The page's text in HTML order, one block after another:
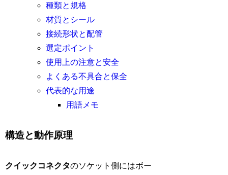
種類と規格
材質とシール
接続形状と配管
選定ポイント
使用上の注意と安全
よくある不具合と保全
代表的な用途
用語メモ
構造と動作原理
クイックコネクタのソケット側にはボー